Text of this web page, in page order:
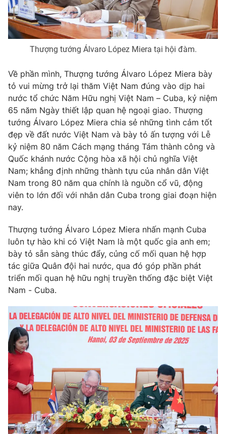
Thượng tướng Álvaro López Miera tại hội đàm.
Về phần mình, Thượng tướng Álvaro López Miera bày
tỏ vui mừng trở lại thăm Việt Nam đúng vào dịp hai
nước tổ chức Năm Hữu nghị Việt Nam – Cuba, kỷ niệm
65 năm Ngày thiết lập quan hệ ngoại giao. Thượng
tướng Álvaro López Miera chia sẻ những tình cảm tốt
đẹp về đất nước Việt Nam và bày tỏ ấn tượng với Lễ
kỷ niệm 80 năm Cách mạng tháng Tám thành công và
Quốc khánh nước Cộng hòa xã hội chủ nghĩa Việt
Nam; khẳng định những thành tựu của nhân dân Việt
Nam trong 80 năm qua chính là nguồn cổ vũ, động
viên to lớn đối với nhân dân Cuba trong giai đoạn hiện
nay.
Thượng tướng Álvaro López Miera nhấn mạnh Cuba
luôn tự hào khi có Việt Nam là một quốc gia anh em;
bày tỏ sẵn sàng thúc đẩy, củng cố mối quan hệ hợp
tác giữa Quân đội hai nước, qua đó góp phần phát
triển mối quan hệ hữu nghị truyền thống đặc biệt Việt
Nam - Cuba.